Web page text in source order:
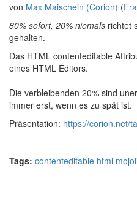
von Max Maischein (‎Corion‎) (
80% sofort, 20% niemals richtet
gehalten.
Das HTML contenteditable
eines HTML Editors.
Die verbleibenden 20% sind
immer erst, wenn es zu spät ist.
Präsentation: https://corion.net/
Tags: contenteditable html